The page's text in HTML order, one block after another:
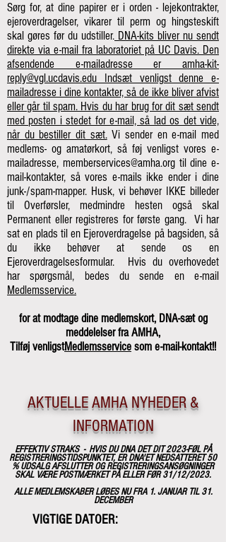
Sørg for, at dine papirer er i orden - lejekontrakter,
ejeroverdragelser, vikarer til perm og hingsteskift
skal gøres før du udstiller. DNA-kits bliver nu sendt
direkte via e-mail fra laboratoriet på UC Davis. Den
afsendende e-mailadresse er amha-kit-
reply@vgl.ucdavis.edu Indsæt venligst denne e-
mailadresse i dine kontakter, så de ikke bliver afvist
eller går til spam. Hvis du har brug for dit sæt sendt
med posten i stedet for e-mail, så lad os det vide,
når du bestiller dit sæt.Vi sender en e-mail med
medlems- og amatørkort, så føj venligst vores e-
mailadresse, memberservices@amha.orgtil dine e-
mail-kontakter, så vores e-mails ikke ender i dine
junk-/spam-mapper. Husk, vi behøver IKKE billeder
til Overførsler, medmindre hesten også skal
Permanent eller registreres for første gang. Vi har
sat en plads til en Ejeroverdragelse på bagsiden, så
du ikke behøver at sende os en
Ejeroverdragelsesformular. Hvis du overhovedet
har spørgsmål, bedes du sende en e-mail
Medlemsservice.
for at modtage dine medlemskort, DNA-sæt og
meddelelser fra AMHA,
Tilføj venligstMedlemsservice som e-mail-kontakt!!
AKTUELLE AMHA NYHEDER &
INFORMATION
EFFEKTIV STRAKS - HVIS DU DNA DET DIT 2023-FØL PÅ
REGISTRERINGSTIDSPUNKTET, ER DNA'ET NEDSATTERET 50
%UDSALG AFSLUTTER OG REGISTRERINGSANSØGNINGER
SKAL VÆRE POSTMÆRKET PÅ ELLER FØR 31/12/2023.
ALLE MEDLEMSKABER LØBES NU FRA 1. JANUAR TIL 31.
DECEMBER
VIGTIGE DATOER: